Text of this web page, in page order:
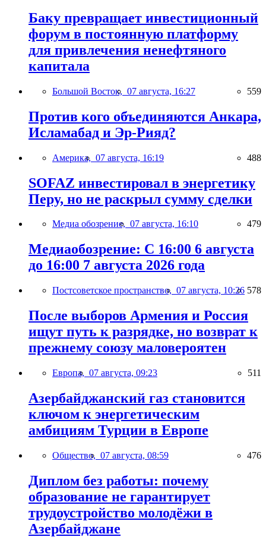
Баку превращает инвестиционный
форум в постоянную платформу
для привлечения ненефтяного
капитала
Большой Восток, 07 августа, 16:27 559
Против кого объединяются Анкара,
Исламабад и Эр-Рияд?
Америка, 07 августа, 16:19 488
SOFAZ инвестировал в энергетику
Перу, но не раскрыл сумму сделки
Медиа обозрение, 07 августа, 16:10 479
Медиаобозрение: С 16:00 6 августа
до 16:00 7 августа 2026 года
Постсоветское пространство, 07 августа, 10:26 578
После выборов Армения и Россия
ищут путь к разрядке, но возврат к
прежнему союзу маловероятен
Европа, 07 августа, 09:23 511
Азербайджанский газ становится
ключом к энергетическим
амбициям Турции в Европе
Общество, 07 августа, 08:59 476
Диплом без работы: почему
образование не гарантирует
трудоустройство молодёжи в
Азербайджане